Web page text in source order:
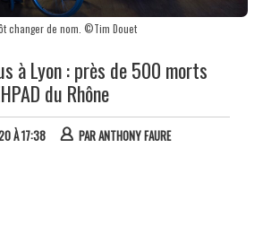
changer de nom. ©Tim Douet
à Lyon : près de 500 morts
du Rhône
À 17:38 PARANTHONY FAURE